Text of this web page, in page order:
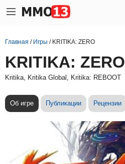
Главная / Игры / KRITIKA: ZERO
KRITIKA: ZERO
Kritika, Kritika Global, Kritika: REBOOT
Об игре Публикации Рецензии